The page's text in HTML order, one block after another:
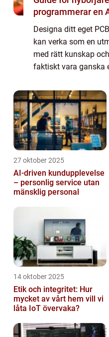
programmerar en
Designa ditt eget
kan verka som en
med rätt kunskap
faktiskt vara ganska
genom process...
27 oktober 2025
AI-driven kundupplevelse
– personlig service utan
mänsklig personal
14 oktober 2025
Etik och integritet: Hur
mycket av vårt hem vill vi
låta IoT övervaka?